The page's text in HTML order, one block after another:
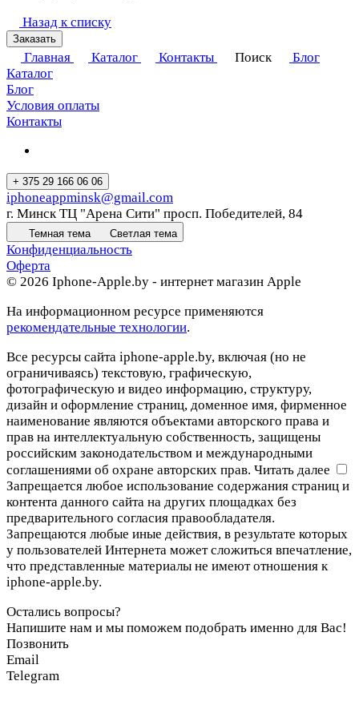
Назад к списку
Заказать
Главная Каталог Контакты Поиск
Блог
Каталог
Блог
Условия оплаты
Контакты
+ 375 29 166 06 06
iphoneappminsk@gmail.com
г. Минск ТЦ "Арена Сити" просп. Победителей, 84
Темная тема Светлая тема
Конфиденциальность
Оферта
© 2026 Iphone-Apple.by - интернет магазин Apple
На информационном ресурсе применяются
рекомендательные технологии.
Все ресурсы сайта iphone-apple.by, включая (но не
ограничиваясь) текстовую, графическую,
фотографическую и видео информацию, структуру,
дизайн и оформление страниц, доменное имя, фирменное
наименование являются объектами авторского права и
прав на интеллектуальную собственность, защищены
российским законодательством и международными
соглашениями об охране авторских прав. Читать далее
Запрещается любое использование содержания страниц и
контента данного сайта на других площадках без
предварительного согласия правообладателя.
Запрещаются любые иные действия, в результате которых
у пользователей Интернета может сложиться впечатление,
что представленные материалы не имеют отношения к
iphone-apple.by.
Остались вопросы?
Напишите нам и мы поможем подобрать именно для Вас!
Позвонить
Email
Telegram